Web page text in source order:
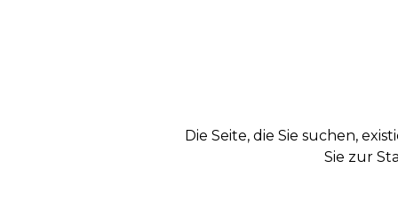
Die Seite, die Sie suchen,
Sie zur